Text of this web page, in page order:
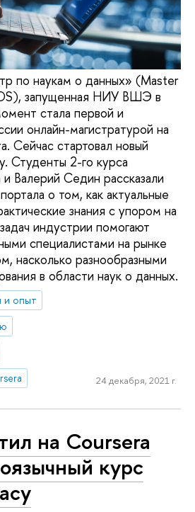
по наукам о данных» (Master
запущенная НИУ ВШЭ в
стала первой и
онлайн-магистратурой на
Сейчас стартовал новый
Студенты 2-го курса
Валерий Седин рассказали
о том, как актуальные
знания с упором на
индустрии помогают
специалистами на рынке
насколько разнообразными
в области наук о данных.
и опыт
24 декабря, 2021 г.
на Coursera
курс